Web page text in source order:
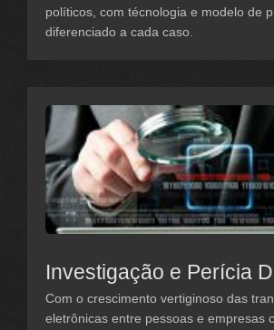
políticos, com técnologia e modelo de
diferenciado a cada caso.
Investigação e Perícia
Com o crescimento vertiginoso das
eletrônicas entre pessoas e empresas